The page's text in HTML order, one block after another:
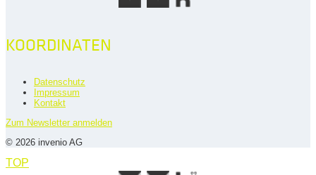
KOORDINATEN
Datenschutz
Impressum
Kontakt
Zum Newsletter anmelden
© 2026 invenio AG
TOP